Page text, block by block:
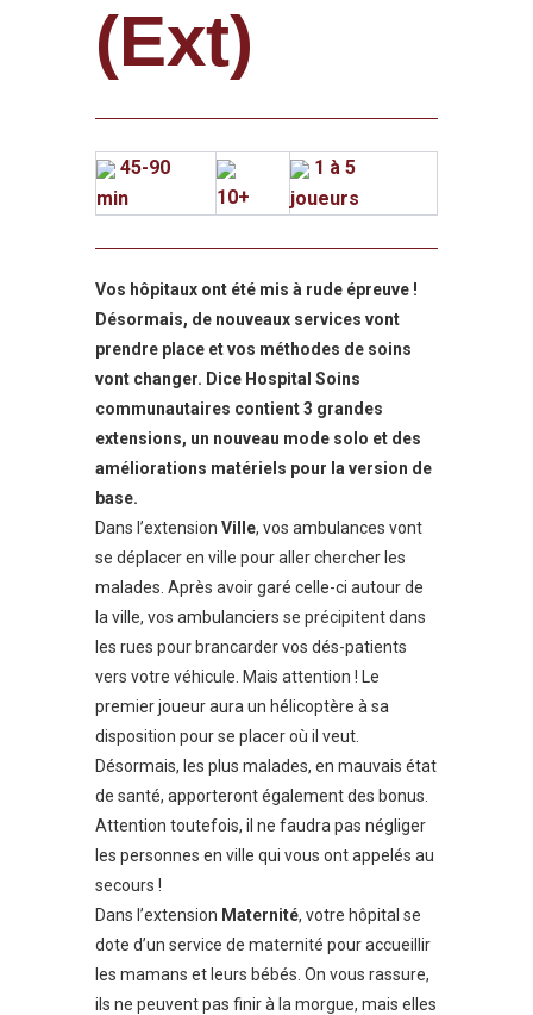
(Ext)
45-90
min
10+
1 à 5
joueurs
Vos hôpitaux ont été mis à rude épreuve !
Désormais, de nouveaux services vont
prendre place et vos méthodes de soins
vont changer. Dice Hospital Soins
communautaires contient 3 grandes
extensions, un nouveau mode solo et des
améliorations matériels pour la version de
base.
Dans l’extension Ville, vos ambulances vont
se déplacer en ville pour aller chercher les
malades. Après avoir garé celle-ci autour de
la ville, vos ambulanciers se précipitent dans
les rues pour brancarder vos dés-patients
vers votre véhicule. Mais attention ! Le
premier joueur aura un hélicoptère à sa
disposition pour se placer où il veut.
Désormais, les plus malades, en mauvais état
de santé, apporteront également des bonus.
Attention toutefois, il ne faudra pas négliger
les personnes en ville qui vous ont appelés au
secours !
Dans l’extension Maternité, votre hôpital se
dote d’un service de maternité pour accueillir
les mamans et leurs bébés. On vous rassure,
ils ne peuvent pas finir à la morgue, mais elles